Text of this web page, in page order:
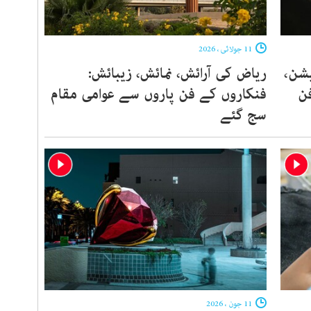
فن
ریاض کی آرائش، نمائش، زیبائش:
فنکاروں کے فن پاروں سے عوامی مقام
سج گئے